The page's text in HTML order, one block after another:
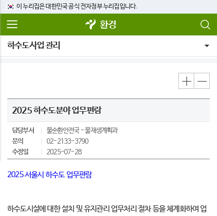
이 누리집은 대한민국 공식 전자정부 누리집입니다.
환경
하수도사업 관리
2025 하수도분야 업무편람
담당부서 물순환안전국
물재생계획과
문의
02-2133-3790
수정일
2025-07-28
2025 서울시 하수도 업무편람
하수도시설에 대한 설치 및 유지관리 업무처리 절차 등을 체계화하여 업